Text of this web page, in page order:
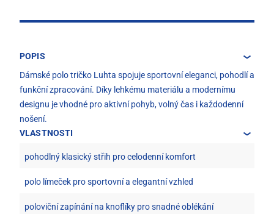
POPIS
Dámské polo tričko Luhta spojuje sportovní eleganci, pohodlí a
funkční zpracování. Díky lehkému materiálu a modernímu
designu je vhodné pro aktivní pohyb, volný čas i každodenní
nošení.
VLASTNOSTI
pohodlný klasický střih pro celodenní komfort
polo límeček pro sportovní a elegantní vzhled
poloviční zapínání na knoflíky pro snadné oblékání